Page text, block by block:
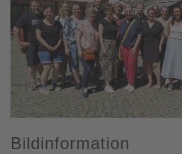
Bildinformation